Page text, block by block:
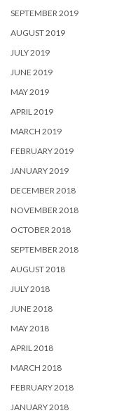
SEPTEMBER 2019
AUGUST 2019
JULY 2019
JUNE 2019
MAY 2019
APRIL 2019
MARCH 2019
FEBRUARY 2019
JANUARY 2019
DECEMBER 2018
NOVEMBER 2018
OCTOBER 2018
SEPTEMBER 2018
AUGUST 2018
JULY 2018
JUNE 2018
MAY 2018
APRIL 2018
MARCH 2018
FEBRUARY 2018
JANUARY 2018